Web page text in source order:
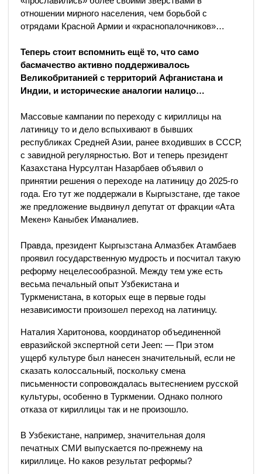
отношении мирного населения, чем борьбой с
отрядами Красной Армии и «краснопалочников»…
Теперь стоит вспомнить ещё то, что само
басмачество активно поддерживалось
Великобританией с территорий Афганистана и
Индии, и исторические аналогии налицо…
Массовые кампании по переходу с кириллицы на
латиницу то и дело вспыхивают в бывших
республиках Средней Азии, ранее входивших в СССР,
с завидной регулярностью. Вот и теперь президент
Казахстана Нурсултан Назарбаев объявил о
принятии решения о переходе на латиницу до 2025-го
года. Его тут же поддержали в Кыргызстане, где такое
же предложение выдвинул депутат от фракции «Ата
Мекен» Каныбек Иманалиев.
Правда, президент Кыргызстана Алмазбек Атамбаев
проявил государственную мудрость и посчитал такую
реформу нецелесообразной. Между тем уже есть
весьма печальный опыт Узбекистана и
Туркменистана, в которых еще в первые годы
независимости произошел переход на латиницу.
Наталия Харитонова, координатор объединенной
евразийской экспертной сети Jeen: — При этом
ущерб культуре был нанесен значительный, если не
сказать колоссальный, поскольку смена
письменности сопровождалась вытеснением русской
культуры, особенно в Туркмении. Однако полного
отказа от кириллицы так и не произошло.
В Узбекистане, например, значительная доля
печатных СМИ выпускается по-прежнему на
кириллице. Но каков результат реформы?